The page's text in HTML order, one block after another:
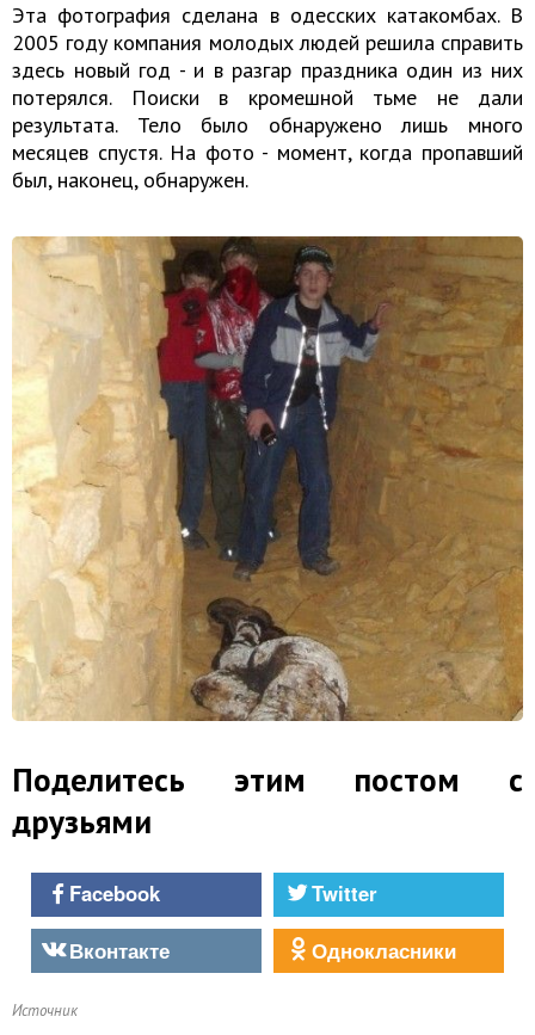
Эта фотография сделана в одесских катакомбах. В
2005 году компания молодых людей решила справить
здесь новый год - и в разгар праздника один из них
потерялся. Поиски в кромешной тьме не дали
результата. Тело было обнаружено лишь много
месяцев спустя. На фото - момент, когда пропавший
был, наконец, обнаружен.
Поделитесь этим постом с
друзьями
Facebook
Twitter
Вконтакте
Однокласники
Источник